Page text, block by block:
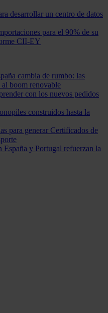
desarrollar un centro de datos
para el 90% de su
CII-EY
cambia de rumbo: las
al boom renovable
con los nuevos pedidos
construidos hasta la
para generar Certificados de
España y Portugal refuerzan la